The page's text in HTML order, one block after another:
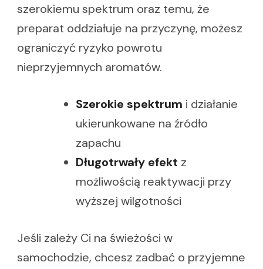
szerokiemu spektrum oraz temu, że
preparat oddziałuje na przyczynę, możesz
ograniczyć ryzyko powrotu
nieprzyjemnych aromatów.
Szerokie spektrum i działanie
ukierunkowane na źródło
zapachu
Długotrwały efekt z
możliwością reaktywacji przy
wyższej wilgotności
Jeśli zależy Ci na świeżości w
samochodzie, chcesz zadbać o przyjemne